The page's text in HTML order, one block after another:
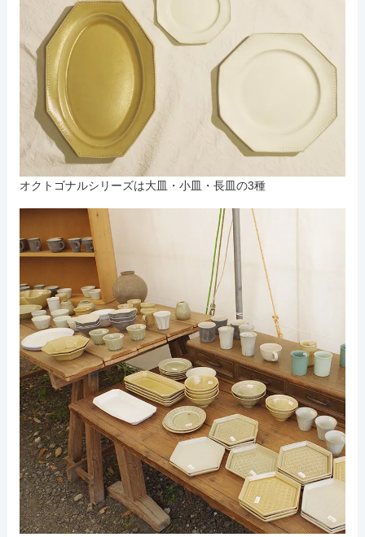
オクトゴナルシリーズは大皿・小皿・長皿の3種